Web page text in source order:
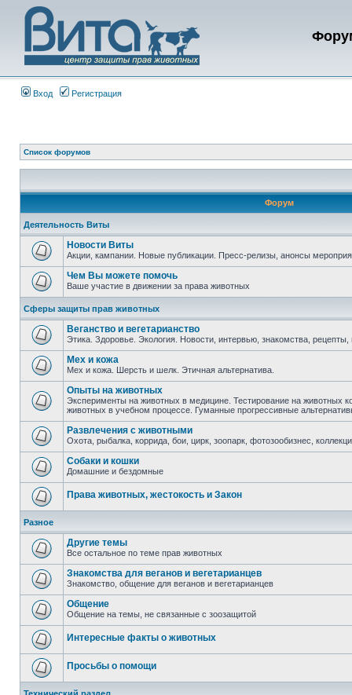
Вход Регистрация
Список форумов
Форум
Деятельность Виты
Новости Виты
Акции, кампании. Новые публикации. Пресс-релизы, анонсы
Чем Вы можете помочь
Ваше участие в движении за права животных
Сферы защиты прав животных
Веганство и вегетарианство
Этика. Здоровье. Экология. Новости, интервью, знакомства, рецепты,
Мех и кожа
Мех и кожа. Шерсть и шелк. Этичная альтернатива.
Опыты на животных
Эксперименты на животных в медицине. Тестирование на животных
животных в учебном процессе. Гуманные прогрессивные
Развлечения с животными
Охота, рыбалка, коррида, бои, цирк, зоопарк, фотозообизнес,
Собаки и кошки
Домашние и бездомные
Права животных, жестокость и Закон
Разное
Другие темы
Все остальное по теме прав животных
Знакомства для веганов и вегетарианцев
Знакомство, общение для веганов и вегетарианцев
Общение
Общение на темы, не связанные с зоозащитой
Интересные факты о животных
Просьбы о помощи